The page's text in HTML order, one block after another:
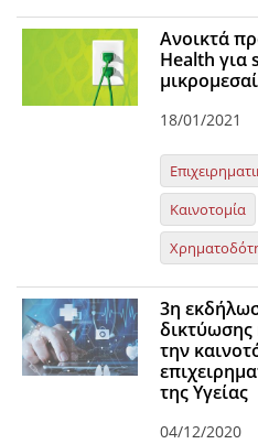
Ανοικτά
Health για
18/01/2021
Καινοτομία
3η
δικτύωσης
την
της Υγείας
04/12/2020